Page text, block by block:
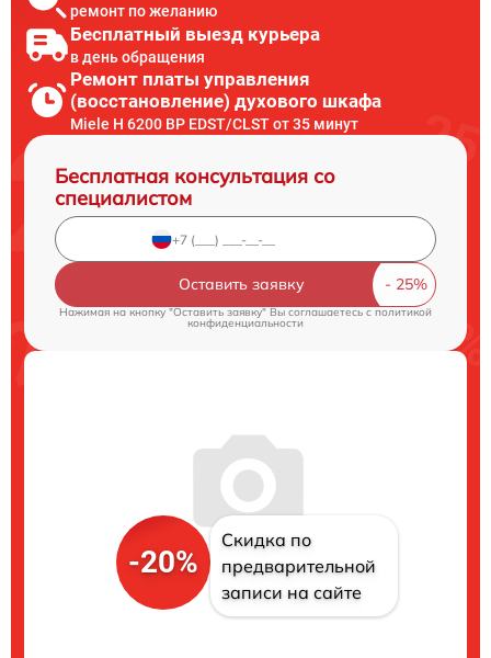
ремонт по желанию
Бесплатный выезд курьера
в день обращения
Ремонт платы управления
(восстановление) духового шкафа
Miele H 6200 BP EDST/CLST от 35 минут
Бесплатная консультация со
специалистом
Оставить заявку
Нажимая на кнопку "Оставить заявку" Вы соглашаетесь cполитикой
конфиденциальности
-20%
Скидка по
предварительной
записи на сайте